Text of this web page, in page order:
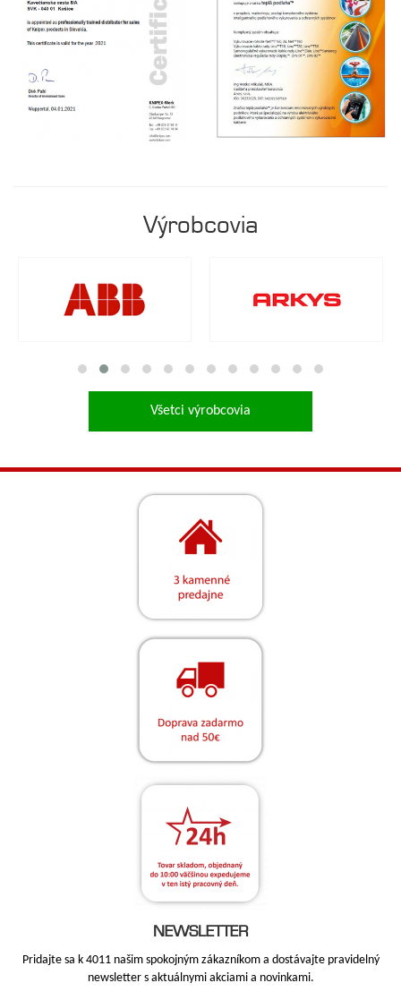
Výrobcovia
Všetci výrobcovia
NEWSLETTER
Pridajte sa k 4011 našim spokojným zákazníkom a dostávajte pravidelný
newsletter s aktuálnymi akciami a novinkami.